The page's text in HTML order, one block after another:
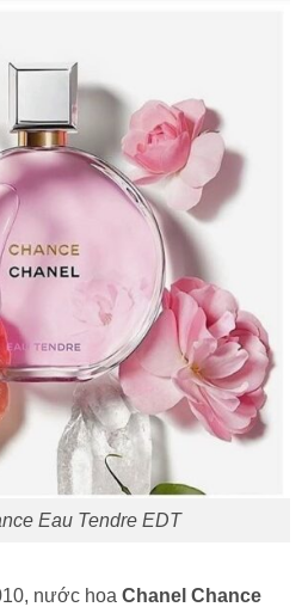
Eau Tendre EDT
nước hoa Chanel Chance